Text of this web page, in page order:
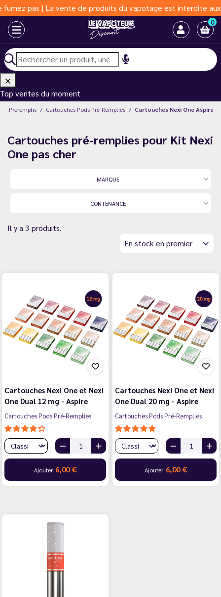
pas | La vente de produits du vapotage est interdite aux
0
Top ventes du moment
Préremplis Cartouches Pods Pré-Remplies Cartouches Nexi One Aspire
Cartouches pré-remplies pour Kit Nexi
One pas cher
MARQUE
CONTENANCE
Il y a 3 produits.
En stock en premier
Cartouches Nexi One et Nexi
One Dual 12 mg - Aspire
Cartouches Pods Pré-Remplies
Ajouter 6,00 €
Cartouches Nexi One et Nexi
One Dual 20 mg - Aspire
Cartouches Pods Pré-Remplies
Ajouter 6,00 €